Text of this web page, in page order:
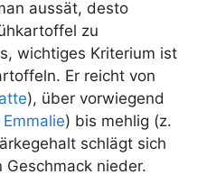
aussät, desto
zu
wichtiges Kriterium ist
Er reicht von
), über vorwiegend
Emmalie) bis mehlig (z.
schlägt sich
Geschmack nieder.